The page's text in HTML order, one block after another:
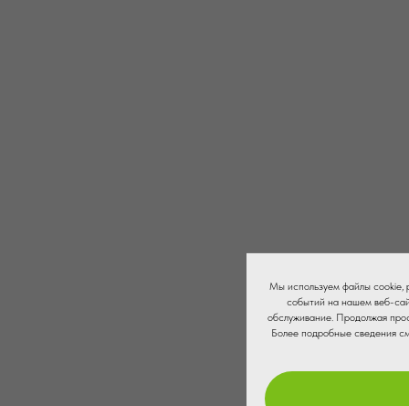
Мы используем файлы cookie,
событий на нашем веб-
обслуживание. Продолжая
Более подробные сведения